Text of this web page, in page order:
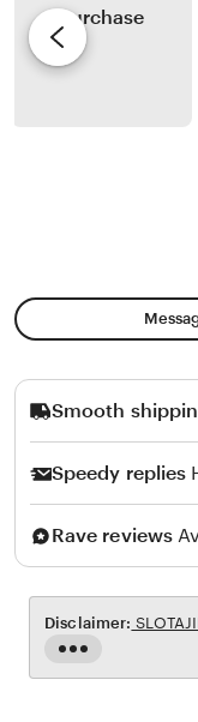
nm
z
A
di
P
u
r
b
a
Smooth
Speedy replies
Rave reviews
Read
the
Disclaimer: